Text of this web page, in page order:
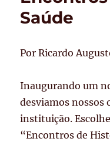
Saúde
Por Ricardo
Inaugurando um
desviamos nossos
instituição.
“Encontros de